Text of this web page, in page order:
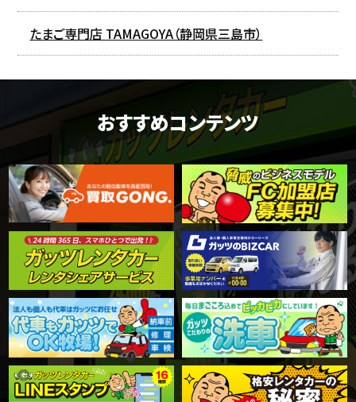
たまご専門店 TAMAGOYA（静岡県三島市）
おすすめコンテンツ